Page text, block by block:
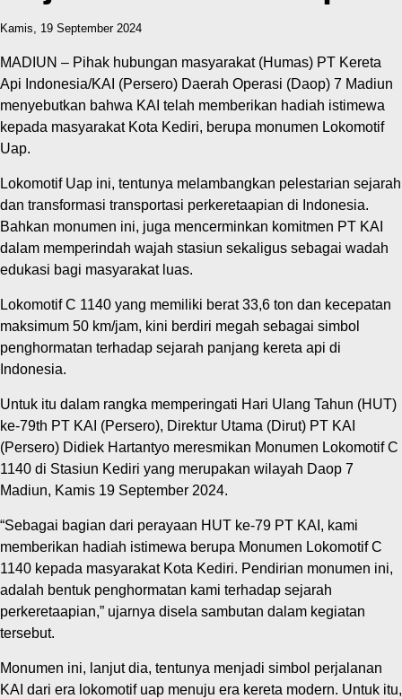
Kamis, 19 September 2024
MADIUN – Pihak hubungan masyarakat (Humas) PT Kereta
Api Indonesia/KAI (Persero) Daerah Operasi (Daop) 7 Madiun
menyebutkan bahwa KAI telah memberikan hadiah istimewa
kepada masyarakat Kota Kediri, berupa monumen Lokomotif
Uap.
Lokomotif Uap ini, tentunya melambangkan pelestarian sejarah
dan transformasi transportasi perkeretaapian di Indonesia.
Bahkan monumen ini, juga mencerminkan komitmen PT KAI
dalam memperindah wajah stasiun sekaligus sebagai wadah
edukasi bagi masyarakat luas.
Lokomotif C 1140 yang memiliki berat 33,6 ton dan kecepatan
maksimum 50 km/jam, kini berdiri megah sebagai simbol
penghormatan terhadap sejarah panjang kereta api di
Indonesia.
Untuk itu dalam rangka memperingati Hari Ulang Tahun (HUT)
ke-79th PT KAI (Persero), Direktur Utama (Dirut) PT KAI
(Persero) Didiek Hartantyo meresmikan Monumen Lokomotif C
1140 di Stasiun Kediri yang merupakan wilayah Daop 7
Madiun, Kamis 19 September 2024.
“Sebagai bagian dari perayaan HUT ke-79 PT KAI, kami
memberikan hadiah istimewa berupa Monumen Lokomotif C
1140 kepada masyarakat Kota Kediri. Pendirian monumen ini,
adalah bentuk penghormatan kami terhadap sejarah
perkeretaapian,” ujarnya disela sambutan dalam kegiatan
tersebut.
Monumen ini, lanjut dia, tentunya menjadi simbol perjalanan
KAI dari era lokomotif uap menuju era kereta modern. Untuk itu,